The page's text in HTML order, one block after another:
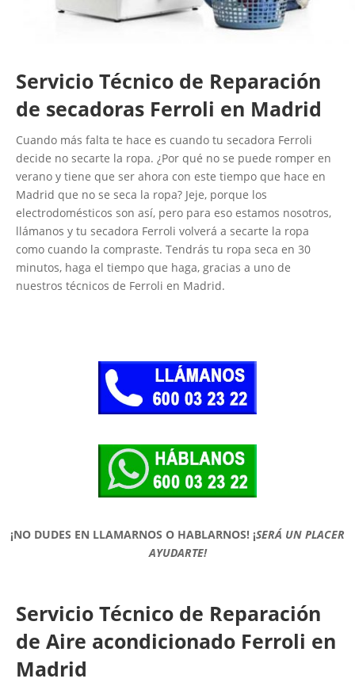
Servicio Técnico de Reparación
de secadoras Ferroli en Madrid
Cuando más falta te hace es cuando tu secadora Ferroli
decide no secarte la ropa. ¿Por qué no se puede romper en
verano y tiene que ser ahora con este tiempo que hace en
Madrid que no se seca la ropa? Jeje, porque los
electrodomésticos son así, pero para eso estamos nosotros,
llámanos y tu secadora Ferroli volverá a secarte la ropa
como cuando la compraste. Tendrás tu ropa seca en 30
minutos, haga el tiempo que haga, gracias a uno de
nuestros técnicos de Ferroli en Madrid.
¡NO DUDES EN LLAMARNOS O HABLARNOS! ¡SERÁ UN PLACER
AYUDARTE!
Servicio Técnico de Reparación
de Aire acondicionado Ferroli en
Madrid